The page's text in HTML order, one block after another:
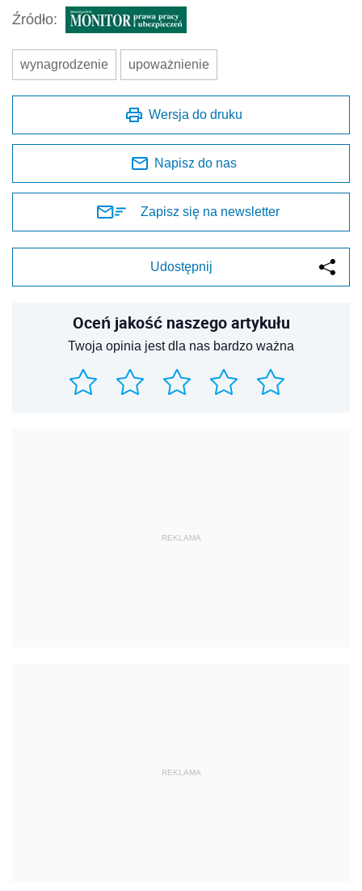
Źródło:
wynagrodzenie upoważnienie
Wersja do druku
Napisz do nas
Zapisz się na newsletter
Udostępnij
Oceń jakość naszego artykułu
Twoja opinia jest dla nas bardzo ważna
REKLAMA
REKLAMA